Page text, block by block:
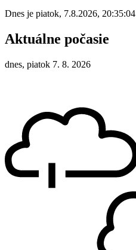
Dnes je piatok, 7.8.2026, 20:35:04
Aktuálne počasie
dnes, piatok 7. 8. 2026